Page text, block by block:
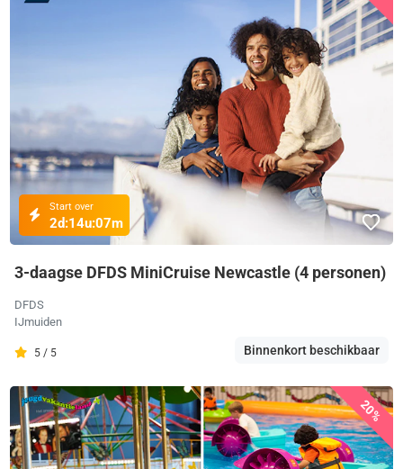
Start over
2d:14u:07m
3-daagse DFDS MiniCruise Newcastle (4 personen)
DFDS
IJmuiden
5 / 5 Binnenkort beschikbaar
20%